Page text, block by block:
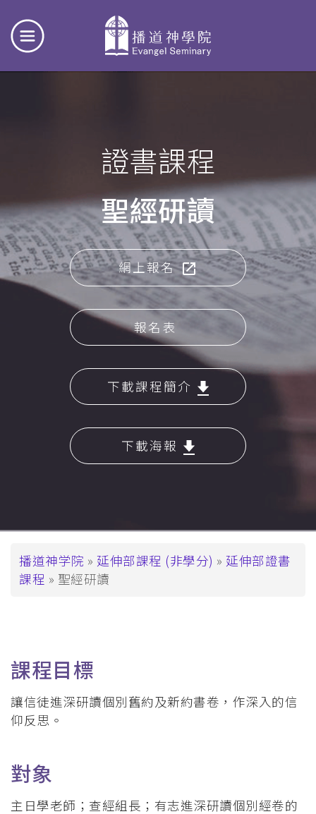
證書課程
聖經研讀
網上報名
報名表
下載課程簡介
下載海報
面
包
播道神学院 延伸部課程 (非學分)
延伸部證書
課程
聖經研讀
課程目標
讓信徒進深研讀個別舊約及新約書卷，作深入的信
仰反思。
對象
主日學老師；查經組長；有志進深研讀個別經卷的